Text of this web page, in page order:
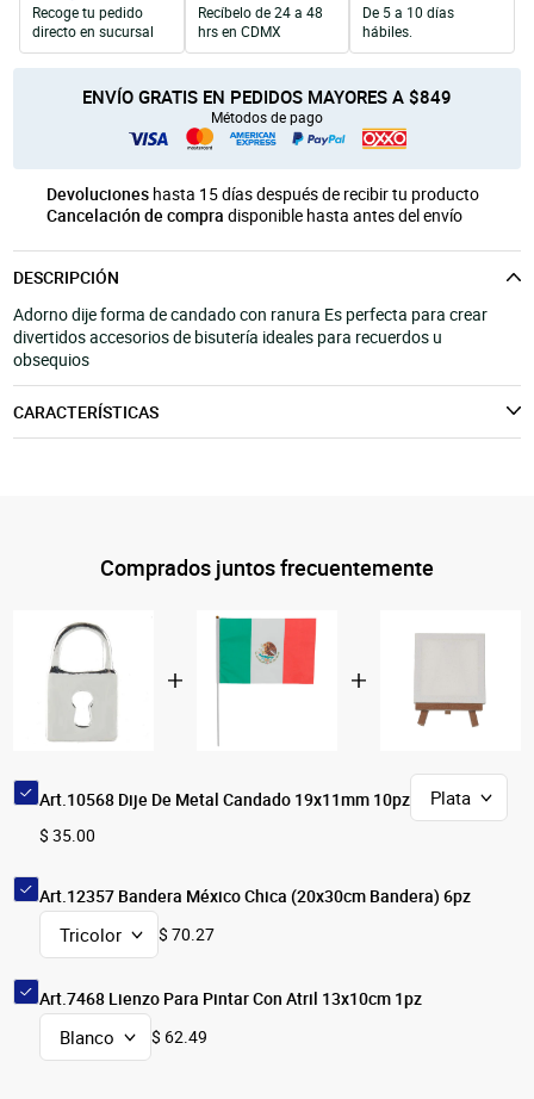
Unicel
Productos para Personalización
Velas y Portavelas
Quinqués
Recoge tu pedido
directo en sucursal
Recíbelo de 24 a 48
hrs en CDMX
De 5 a 10 días
hábiles.
ENVÍO GRATIS EN PEDIDOS MAYORES A $849
Métodos de pago
Devoluciones hasta 15 días después de recibir tu producto
Cancelación de compra disponible hasta antes del envío
DESCRIPCIÓN
Adorno dije forma de candado con ranura Es perfecta para crear
divertidos accesorios de bisutería ideales para recuerdos u
obsequios
CARACTERÍSTICAS
Comprados juntos frecuentemente
Art.10568 Dije De Metal Candado 19x11mm 10pz
$ 35.00
Art.12357 Bandera México Chica (20x30cm Bandera) 6pz
$ 70.27
Art.7468 Lienzo Para Pintar Con Atril 13x10cm 1pz
$ 62.49
móvil